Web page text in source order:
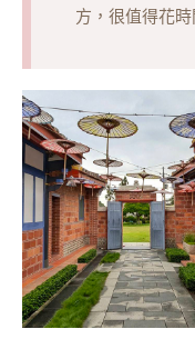
方，很值得花